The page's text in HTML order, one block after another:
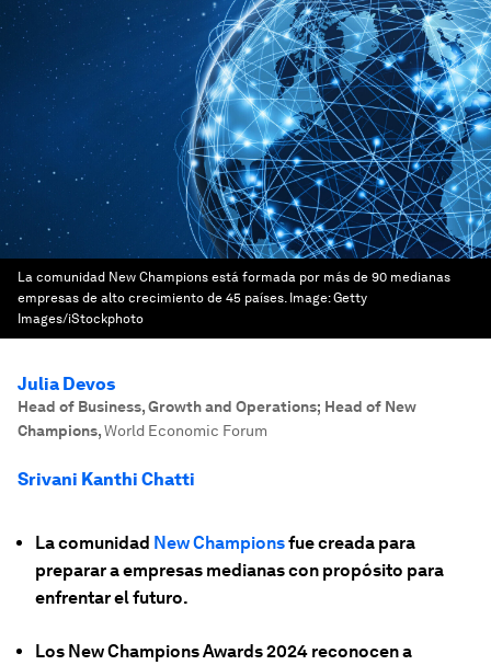
La comunidad New Champions está formada por más de 90 medianas
empresas de alto crecimiento de 45 países. Image:Getty
Images/iStockphoto
Julia Devos
Head of Business, Growth and Operations; Head of New
Champions,World Economic Forum
Srivani Kanthi Chatti
La comunidad New Championsfue creada para
preparar a empresas medianas con propósito para
enfrentar el futuro.
Los New Champions Awards 2024 reconocen a